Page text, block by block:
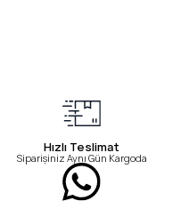
Hızlı Teslimat
Siparişiniz Aynı Gün Kargoda